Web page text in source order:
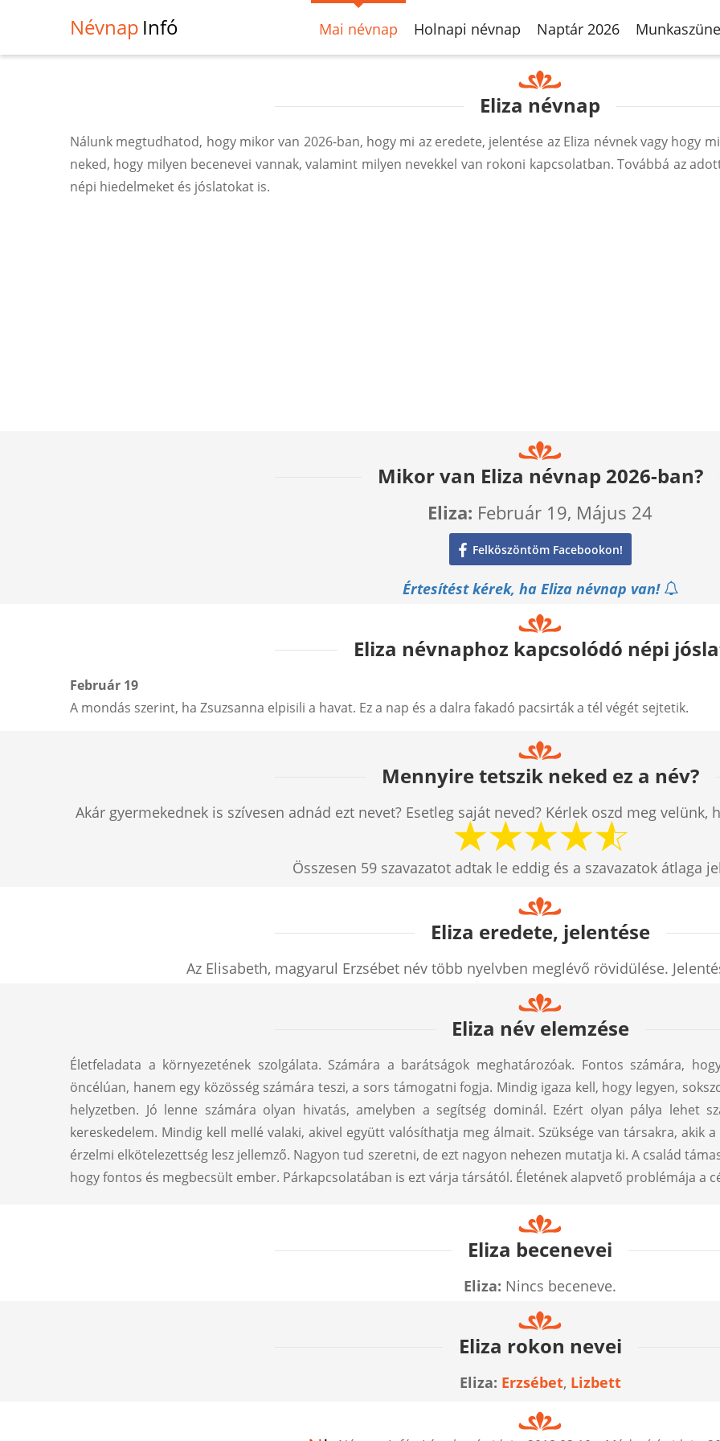
Névnap Infó Mai névnap Holnapi névnap Naptár 2026
Eliza névnap
Nálunk megtudhatod, hogy mikor van 2026-ban, hogy mi az eredete, jelentése az Eliza névnek vagy hogy
neked, hogy milyen becenevei vannak, valamint milyen nevekkel van rokoni kapcsolatban. Továbbá az
népi hiedelmeket és jóslatokat is.
Mikor van Eliza névnap 2026-ban?
Eliza: Február 19, Május 24
Felköszöntöm Facebookon!
Értesítést kérek, ha Eliza névnap van!
Eliza névnaphoz kapcsolódó népi
Február 19
A mondás szerint, ha Zsuzsanna elpisili a havat. Ez a nap és a dalra fakadó pacsirták a tél végét sejtetik.
Mennyire tetszik neked ez a név?
Akár gyermekednek is szívesen adnád ezt nevet? Esetleg saját neved? Kérlek oszd meg
Összesen 59 szavazatot adtak le eddig és a szavazatok átlaga
Eliza eredete, jelentése
Az Elisabeth, magyarul Erzsébet név több nyelvben meglévő rövidülése.
Eliza név elemzése
Életfeladata a környezetének szolgálata. Számára a barátságok meghatározóak. Fontos számára,
öncélúan, hanem egy közösség számára teszi, a sors támogatni fogja. Mindig igaza kell, hogy legyen,
helyzetben. Jó lenne számára olyan hivatás, amelyben a segítség dominál. Ezért olyan pálya lehet
kereskedelem. Mindig kell mellé valaki, akivel együtt valósíthatja meg álmait. Szüksége van társakra, akik
érzelmi elkötelezettség lesz jellemző. Nagyon tud szeretni, de ezt nagyon nehezen mutatja ki. A család
hogy fontos és megbecsült ember. Párkapcsolatában is ezt várja társától. Életének alapvető problémája a
Eliza becenevei
Eliza: Nincs beceneve.
Eliza rokon nevei
Eliza: Erzsébet, Lizbett